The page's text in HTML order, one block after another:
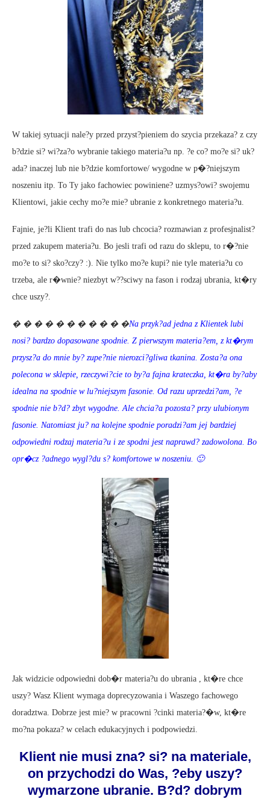
W takiej sytuacji nale?y przed przyst?pieniem do szycia przekaza? z czy
b?dzie si? wi?za?o wybranie takiego materia?u np. ?e co? mo?e si? uk?
ada? inaczej lub nie b?dzie komfortowe/ wygodne w p�?niejszym
noszeniu itp. To Ty jako fachowiec powiniene? uzmys?owi? swojemu
Klientowi, jakie cechy mo?e mie? ubranie z konkretnego materia?u.
Fajnie, je?li Klient trafi do nas lub chcocia? rozmawian z profesjnalist?
przed zakupem materia?u. Bo jesli trafi od razu do sklepu, to r�?nie
mo?e to si? sko?czy? :). Nie tylko mo?e kupi? nie tyle materia?u co
trzeba, ale r�wnie? niezbyt w??sciwy na fason i rodzaj ubrania, kt�ry
chce uszy?.
� � � � � � � � � � �Na przyk?ad jedna z Klientek lubi
nosi? bardzo dopasowane spodnie. Z pierwszym materia?em, z kt�rym
przysz?a do mnie by? zupe?nie nierozci?gliwa tkanina. Zosta?a ona
polecona w sklepie, rzeczywi?cie to by?a fajna krateczka, kt�ra by?aby
idealna na spodnie w lu?niejszym fasonie. Od razu uprzedzi?am, ?e
spodnie nie b?d? zbyt wygodne. Ale chcia?a pozosta? przy ulubionym
fasonie. Natomiast ju? na kolejne spodnie poradzi?am jej bardziej
odpowiedni rodzaj materia?u i ze spodni jest naprawd? zadowolona. Bo
opr�cz ?adnego wygl?du s? komfortowe w noszeniu. 🙂
Jak widzicie odpowiedni dob�r materia?u do ubrania , kt�re chce
uszy? Wasz Klient wymaga doprecyzowania i Waszego fachowego
doradztwa. Dobrze jest mie? w pracowni ?cinki materia?�w, kt�re
mo?na pokaza? w celach edukacyjnych i podpowiedzi.
Klient nie musi zna? si? na materiale,
on przychodzi do Was, ?eby uszy?
wymarzone ubranie. B?d? dobrym